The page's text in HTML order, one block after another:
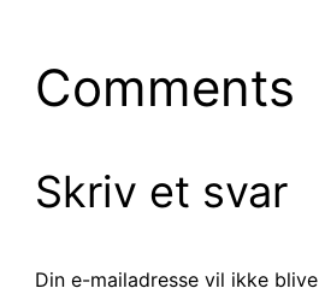
Comments
Skriv et svar
Din e-mailadresse vil ikke